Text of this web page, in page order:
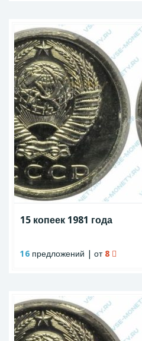
15 копеек 1981 года
16 предложений | от 8